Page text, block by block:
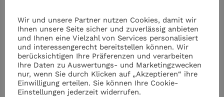
Hoco Karaoke Set Bs41 –
Bluetooth Speaker
75.00 inkl. MwSt.
Ednet SubWoofer System 2.1
11W RMS 3,5mm Stecker,
Schwarz, Holz
€30.00 inkl. MwSt.
Wir und unsere Partner nutzen Cookies, damit wir
Ihnen unsere Seite sicher und zuverlässig anbieten
und Ihnen eine Vielzahl von Services personalisiert
und interessengerecht bereitstellen können. Wir
berücksichtigen Ihre Präferenzen und verarbeiten
Ihre Daten zu Auswertungs- und Marketingzwecken
nur, wenn Sie durch Klicken auf „Akzeptieren“ ihre
Einwilligung erteilen. Sie können Ihre Cookie-
Einstellungen jederzeit widerrufen.